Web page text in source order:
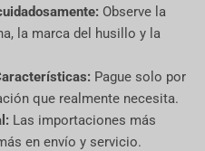
Observe la
la marca del husillo y la
Pague solo por
que realmente necesita.
Las importaciones más
en envío y servicio.